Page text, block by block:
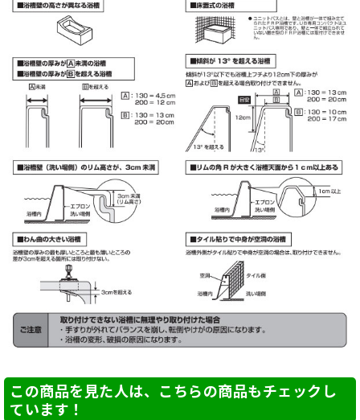
この商品を見た人は、こちらの商品もチェックし
ています！